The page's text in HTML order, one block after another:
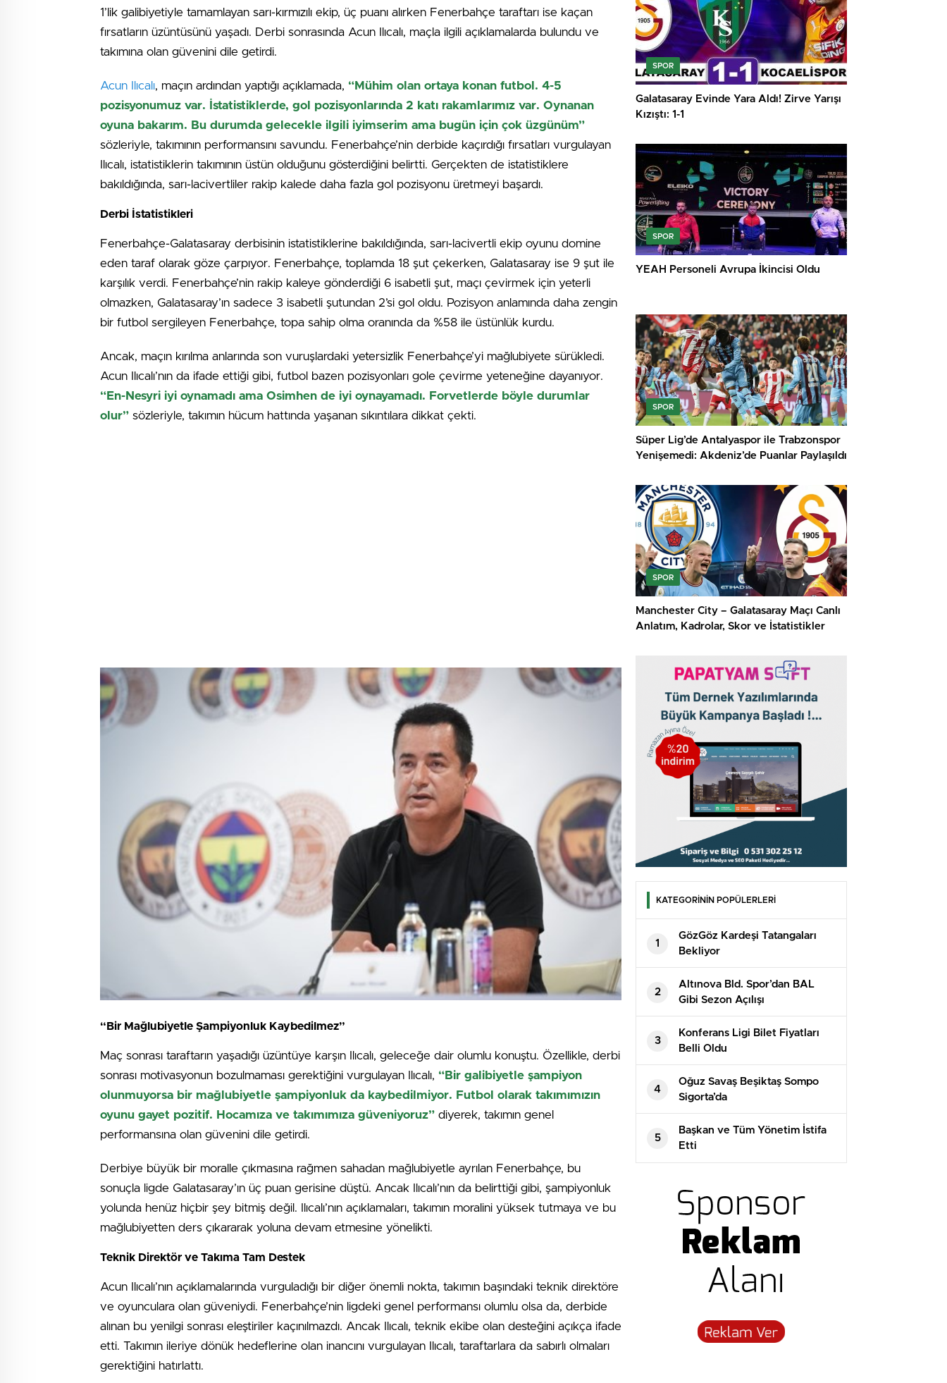
1’lik galibiyetiyle tamamlayan sarı-kırmızılı ekip, üç puanı alırken Fenerbahçe taraftarı ise kaçan
fırsatların üzüntüsünü yaşadı. Derbi sonrasında Acun Ilıcalı, maçla ilgili açıklamalarda bulundu ve
takımına olan güvenini dile getirdi.
Acun Ilıcalı, maçın ardından yaptığı açıklamada, “Mühim olan ortaya konan futbol. 4-5
pozisyonumuz var. İstatistiklerde, gol pozisyonlarında 2 katı rakamlarımız var. Oynanan
oyuna bakarım. Bu durumda gelecekle ilgili iyimserim ama bugün için çok üzgünüm”
sözleriyle, takımının performansını savundu. Fenerbahçe’nin derbide kaçırdığı fırsatları vurgulayan
Ilıcalı, istatistiklerin takımının üstün olduğunu gösterdiğini belirtti. Gerçekten de istatistiklere
bakıldığında, sarı-lacivertliler rakip kalede daha fazla gol pozisyonu üretmeyi başardı.
Derbi İstatistikleri
Fenerbahçe-Galatasaray derbisinin istatistiklerine bakıldığında, sarı-lacivertli ekip oyunu domine
eden taraf olarak göze çarpıyor. Fenerbahçe, toplamda 18 şut çekerken, Galatasaray ise 9 şut ile
karşılık verdi. Fenerbahçe’nin rakip kaleye gönderdiği 6 isabetli şut, maçı çevirmek için yeterli
olmazken, Galatasaray’ın sadece 3 isabetli şutundan 2’si gol oldu. Pozisyon anlamında daha zengin
bir futbol sergileyen Fenerbahçe, topa sahip olma oranında da %58 ile üstünlük kurdu.
Ancak, maçın kırılma anlarında son vuruşlardaki yetersizlik Fenerbahçe’yi mağlubiyete sürükledi.
Acun Ilıcalı’nın da ifade ettiği gibi, futbol bazen pozisyonları gole çevirme yeteneğine dayanıyor.
“En-Nesyri iyi oynamadı ama Osimhen de iyi oynayamadı. Forvetlerde böyle durumlar
olur” sözleriyle, takımın hücum hattında yaşanan sıkıntılara dikkat çekti.
“Bir Mağlubiyetle Şampiyonluk Kaybedilmez”
Maç sonrası taraftarın yaşadığı üzüntüye karşın Ilıcalı, geleceğe dair olumlu konuştu. Özellikle, derbi
sonrası motivasyonun bozulmaması gerektiğini vurgulayan Ilıcalı, “Bir galibiyetle şampiyon
olunmuyorsa bir mağlubiyetle şampiyonluk da kaybedilmiyor. Futbol olarak takımımızın
oyunu gayet pozitif. Hocamıza ve takımımıza güveniyoruz” diyerek, takımın genel
performansına olan güvenini dile getirdi.
Derbiye büyük bir moralle çıkmasına rağmen sahadan mağlubiyetle ayrılan Fenerbahçe, bu
sonuçla ligde Galatasaray’ın üç puan gerisine düştü. Ancak Ilıcalı’nın da belirttiği gibi, şampiyonluk
yolunda henüz hiçbir şey bitmiş değil. Ilıcalı’nın açıklamaları, takımın moralini yüksek tutmaya ve bu
mağlubiyetten ders çıkararak yoluna devam etmesine yönelikti.
Teknik Direktör ve Takıma Tam Destek
Acun Ilıcalı’nın açıklamalarında vurguladığı bir diğer önemli nokta, takımın başındaki teknik direktöre
ve oyunculara olan güveniydi. Fenerbahçe’nin ligdeki genel performansı olumlu olsa da, derbide
alınan bu yenilgi sonrası eleştiriler kaçınılmazdı. Ancak Ilıcalı, teknik ekibe olan desteğini açıkça ifade
etti. Takımın ileriye dönük hedeflerine olan inancını vurgulayan Ilıcalı, taraftarlara da sabırlı olmaları
gerektiğini hatırlattı.
SPOR
Galatasaray Evinde Yara Aldı! Zirve Yarışı
Kızıştı: 1-1
SPOR
YEAH Personeli Avrupa İkincisi Oldu
SPOR
Süper Lig’de Antalyaspor ile Trabzonspor
Yenişemedi: Akdeniz’de Puanlar Paylaşıldı
SPOR
Manchester City – Galatasaray Maçı Canlı
Anlatım, Kadrolar, Skor ve İstatistikler
KATEGORİNİN POPÜLERLERİ
1
GözGöz Kardeşi Tatangaları
Bekliyor
2
Altınova Bld. Spor’dan BAL
Gibi Sezon Açılışı
3
Konferans Ligi Bilet Fiyatları
Belli Oldu
4
Oğuz Savaş Beşiktaş Sompo
Sigorta’da
5
Başkan ve Tüm Yönetim İstifa
Etti